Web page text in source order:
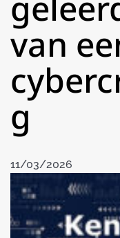
van
g
11/03/2026